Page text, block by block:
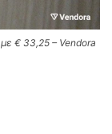
€ 33,25 – Vendora